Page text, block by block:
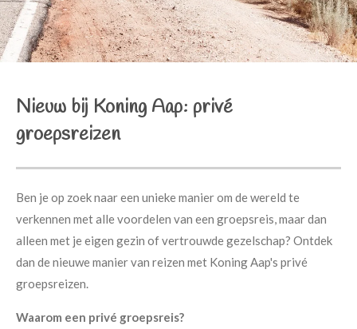
Nieuw bij Koning Aap: privé
groepsreizen
Ben je op zoek naar een unieke manier om de wereld te
verkennen met alle voordelen van een groepsreis, maar dan
alleen met je eigen gezin of vertrouwde gezelschap? Ontdek
dan de nieuwe manier van reizen met Koning Aap's privé
groepsreizen.
Waarom een privé groepsreis?